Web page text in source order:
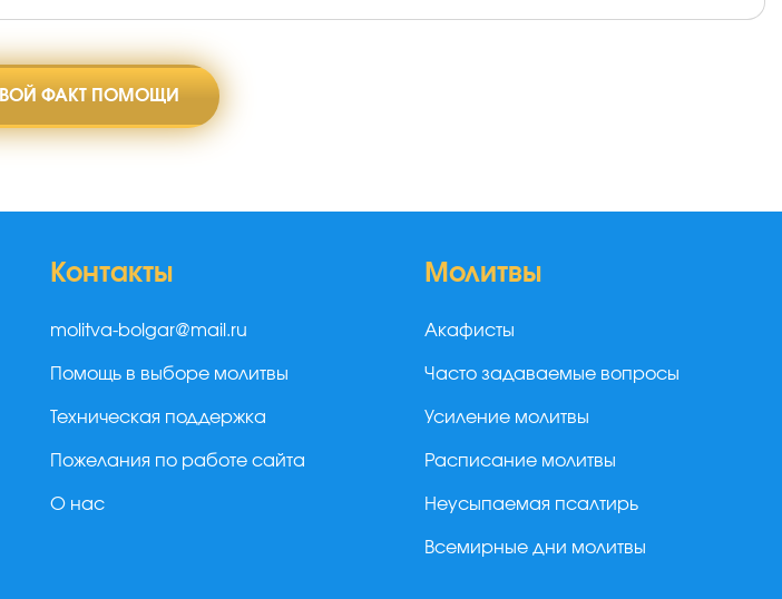
ФАКТ ПОМОЩИ
Контакты
molitva-bolgar@mail.ru
Помощь в выборе молитвы
Техническая поддержка
Пожелания по работе сайта
О нас
Молитвы
Акафисты
Часто задаваемые вопросы
Усиление молитвы
Расписание молитвы
Неусыпаемая псалтирь
Всемирные дни молитвы